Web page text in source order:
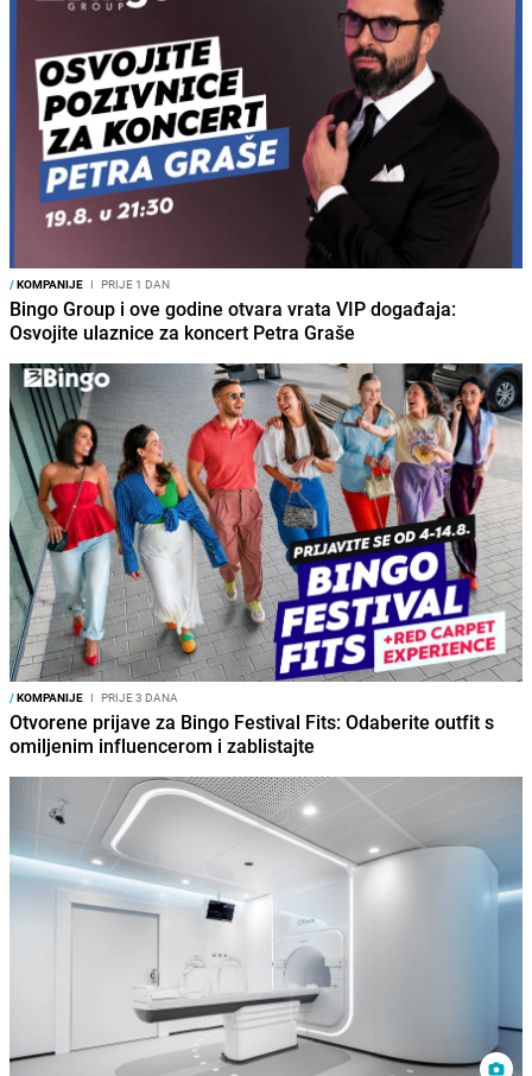
/KOMPANIJE I PRIJE 1 DAN
Bingo Group i ove godine otvara vrata VIP događaja:
Osvojite ulaznice za koncert Petra Graše
/KOMPANIJE I PRIJE 3 DANA
Otvorene prijave za Bingo Festival Fits: Odaberite outfit s
omiljenim influencerom i zablistajte